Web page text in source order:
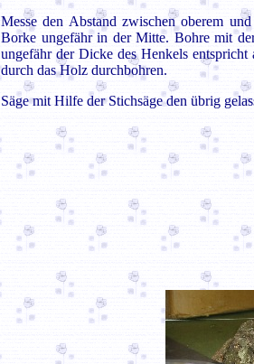
Messe den Abstand zwischen oberem
Borke ungefähr in der Mitte. Bohre mit
ungefähr der Dicke des Henkels
durch das Holz durchbohren.
Säge mit Hilfe der Stichsäge den übrig